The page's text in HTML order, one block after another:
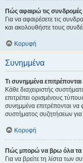
Πώς αφαιρώ τις
Για να αφαιρέσετε τις
και ακολουθήστε τους
Κορυφή
Συνημμένα
Τι συνημμένα
Κάθε διαχειριστής
επιτρέπει ορισμένους
συνημμένα επιτρέπονται να
συστήματος συζητήσεων για
Κορυφή
Πώς μπορώ να βρω όλα τα
Για να βρείτε τη λίστα των